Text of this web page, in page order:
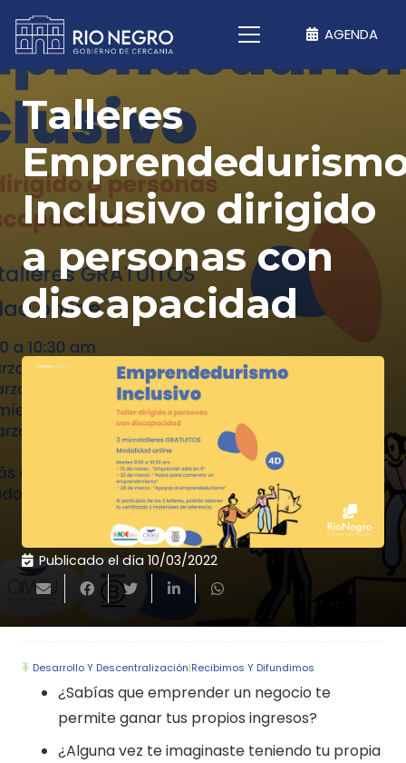
AGENDA
Talleres
Inclusivo dirigido
a personas con
discapacidad
Publicado el día 10/03/2022
Desarrollo Y Descentralización|Recibimos Y Difundimos
¿Sabías que emprender un negocio te
permite ganar tus propios ingresos?
¿Alguna vez te imaginaste teniendo tu propia